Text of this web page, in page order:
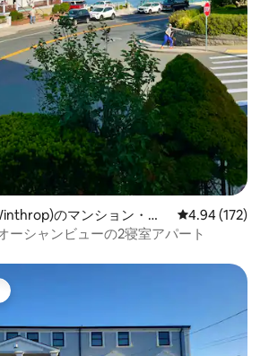
のマンション・ア
レビュー172
4.94 (172)
ーシャンビューの2寝室アパート
イスです。